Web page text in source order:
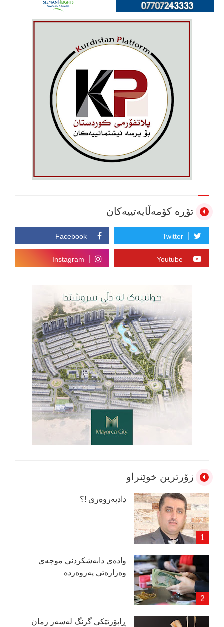
تۆڕە کۆمەڵایەتییەکان
زۆرترین خوێنراو
دادپەروەری !؟
وادەی دابەشكردنی موچەی
وەزارەتی پەروەردە
ڕاپۆرتێكی گرنگ لەسەر زمان